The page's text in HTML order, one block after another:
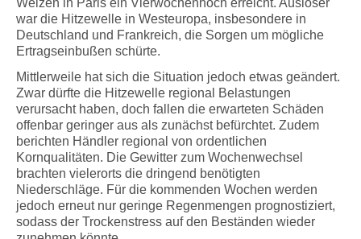
Weizen in Paris ein Vierwochenhoch erreicht. Auslöser
war die Hitzewelle in Westeuropa, insbesondere in
Deutschland und Frankreich, die Sorgen um mögliche
Ertragseinbußen schürte.
Mittlerweile hat sich die Situation jedoch etwas geändert.
Zwar dürfte die Hitzewelle regional Belastungen
verursacht haben, doch fallen die erwarteten Schäden
offenbar geringer aus als zunächst befürchtet. Zudem
berichten Händler regional von ordentlichen
Kornqualitäten. Die Gewitter zum Wochenwechsel
brachten vielerorts die dringend benötigten
Niederschläge. Für die kommenden Wochen werden
jedoch erneut nur geringe Regenmengen prognostiziert,
sodass der Trockenstress auf den Beständen wieder